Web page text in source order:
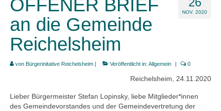
Aktuell
Letztens
Unterstützung
Links
Impressum
NOV. 2020
OFFENER BRIEF
an die Gemeinde
Reichelsheim
von Bürgerinitative Reichelsheim | Veröffentlicht in: Allgemein | 0
Reichelsheim, 24.11.2020
Lieber Bürgermeister Stefan Lopinsky, liebe Mitglieder*innen
des Gemeindevorstandes und der Gemeindevertretung der